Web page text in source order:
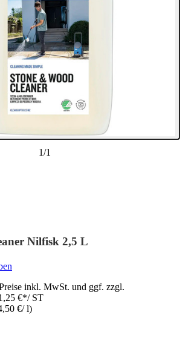
1/1
Nilfisk 2,5 L
inkl. MwSt. und ggf. zzgl.
€*/ ST
€/ l)